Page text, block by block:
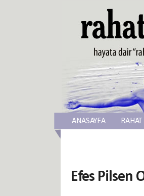
ANASAYFA
Efes Pilsen